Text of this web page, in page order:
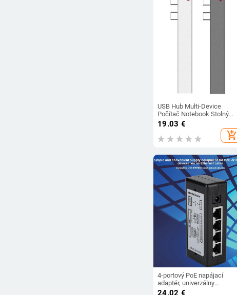
USB Hub Multi-Device
Počítač Notebook Stolný
USB Hub Čítačka SD/TF
kariet Multi-Type-C Hub
Adaptér pre MacBook Pro
19.03 €
add_shopping_cart
4-portový PoE napájací
adaptér, univerzálny
pripojovací modul, domáce
24.02 €